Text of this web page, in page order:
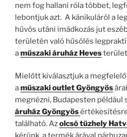
nem fog hallani róla többet,
lebontjuk azt. A kánikuláról a
hűvös utáni imádkozás jut
területén való hűsölés
aműszaki áruház Heves
Mielőtt kiválasztjuk a
aműszaki outlet Gyöngyös
megnézni, Budapesten például
áruház Gyöngyös
található. Azolcsó tűzhely